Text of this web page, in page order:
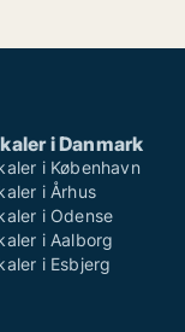
i Danmark
i København
i Århus
i Odense
i Aalborg
i Esbjerg